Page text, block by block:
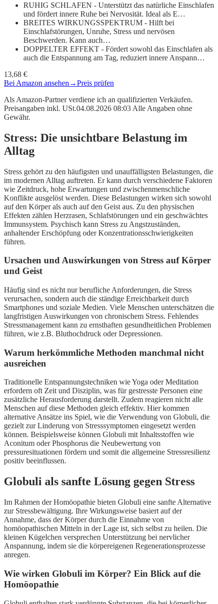
RUHIG SCHLAFEN - Unterstützt das natürliche Einschlafen
und fördert innere Ruhe bei Nervosität. Ideal als E…
BREITES WIRKUNGSSPEKTRUM - Hilft bei
Einschlafstörungen, Unruhe, Stress und nervösen
Beschwerden. Kann auch…
DOPPELTER EFFEKT - Fördert sowohl das Einschlafen als
auch die Entspannung am Tag, reduziert innere Anspann…
13,68 €
Bei Amazon ansehen →Preis prüfen
Als Amazon-Partner verdiene ich an qualifizierten Verkäufen.
Preisangaben inkl. USt.04.08.2026 08:03 Alle Angaben ohne
Gewähr.
Stress: Die unsichtbare Belastung im
Alltag
Stress gehört zu den häufigsten und unauffälligsten Belastungen, die
im modernen Alltag auftreten. Er kann durch verschiedene Faktoren
wie Zeitdruck, hohe Erwartungen und zwischenmenschliche
Konflikte ausgelöst werden. Diese Belastungen wirken sich sowohl
auf den Körper als auch auf den Geist aus. Zu den physischen
Effekten zählen Herzrasen, Schlafstörungen und ein geschwächtes
Immunsystem. Psychisch kann Stress zu Angstzuständen,
anhaltender Erschöpfung oder Konzentrationsschwierigkeiten
führen.
Ursachen und Auswirkungen von Stress auf Körper
und Geist
Häufig sind es nicht nur berufliche Anforderungen, die Stress
verursachen, sondern auch die ständige Erreichbarkeit durch
Smartphones und soziale Medien. Viele Menschen unterschätzen die
langfristigen Auswirkungen von chronischem Stress. Fehlendes
Stressmanagement kann zu ernsthaften gesundheitlichen Problemen
führen, wie z.B. Bluthochdruck oder Depressionen.
Warum herkömmliche Methoden manchmal nicht
ausreichen
Traditionelle Entspannungstechniken wie Yoga oder Meditation
erfordern oft Zeit und Disziplin, was für gestresste Personen eine
zusätzliche Herausforderung darstellt. Zudem reagieren nicht alle
Menschen auf diese Methoden gleich effektiv. Hier kommen
alternative Ansätze ins Spiel, wie die Verwendung von Globuli, die
gezielt zur Linderung von Stresssymptomen eingesetzt werden
können. Beispielsweise können Globuli mit Inhaltsstoffen wie
Aconitum oder Phosphorus die Neubewertung von
pressuresituationen fördern und somit die allgemeine Stressresilienz
positiv beeinflussen.
Globuli als sanfte Lösung gegen Stress
Im Rahmen der Homöopathie bieten Globuli eine sanfte Alternative
zur Stressbewältigung. Ihre Wirkungsweise basiert auf der
Annahme, dass der Körper durch die Einnahme von
homöopathischen Mitteln in der Lage ist, sich selbst zu heilen. Die
kleinen Kügelchen versprechen Unterstützung bei nervlicher
Anspannung, indem sie die körpereigenen Regenerationsprozesse
anregen.
Wie wirken Globuli im Körper? Ein Blick auf die
Homöopathie